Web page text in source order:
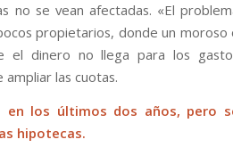
no se vean afectadas. «El
propietarios, donde un moroso
el dinero no llega para los
las cuotas.
en los últimos dos años, pero
hipotecas.